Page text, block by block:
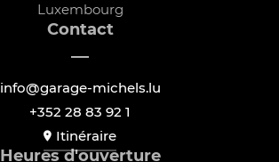
Luxembourg
Contact
info@garage-michels.lu
+352 28 83 92 1
Itinéraire
Heures d'ouverture